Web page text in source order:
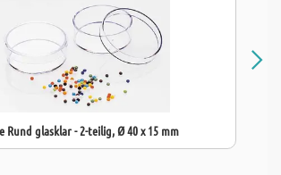
Rund glasklar - 2-teilig, Ø 40 x 15 mm